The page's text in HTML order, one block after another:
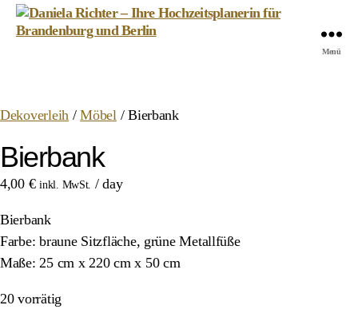
Hochzeitsplanerin
Brandenburg
und
Berlin
Menü
Dekoverleih /Möbel/ Bierbank
Bierbank
4,00 € inkl. MwSt. / day
Bierbank
Farbe: braune Sitzfläche, grüne Metallfüße
Maße: 25 cm x 220 cm x 50 cm
20 vorrätig